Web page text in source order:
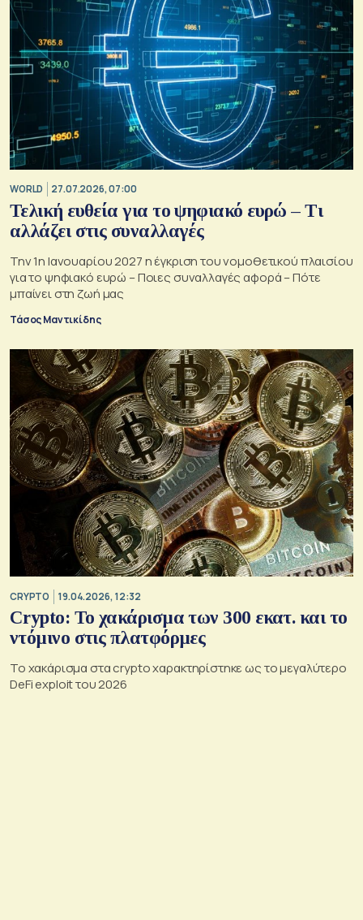
WORLD 27.07.2026, 07:00
Τελική ευθεία για το ψηφιακό ευρώ – Τι
αλλάζει στις συναλλαγές
Την 1η Ιανουαρίου 2027 η έγκριση του νομοθετικού πλαισίου
για το ψηφιακό ευρώ – Ποιες συναλλαγές αφορά – Πότε
μπαίνει στη ζωή μας
Τάσος Μαντικίδης
CRYPTO 19.04.2026, 12:32
Crypto: Το χακάρισμα των 300 εκατ. και το
ντόμινο στις πλατφόρμες
Το χακάρισμα στα crypto χαρακτηρίστηκε ως το μεγαλύτερο
DeFi exploit του 2026